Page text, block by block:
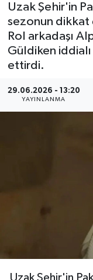
Uzak Şehir'in
sezonun dikkat
Rol arkadaşı
Güldiken
ettirdi.
29.06.2026 - 13:20
YAYINLANMA
Sağlık
Magazin
Kültür Sanat
Resmi Reklam
Haber Arşivi